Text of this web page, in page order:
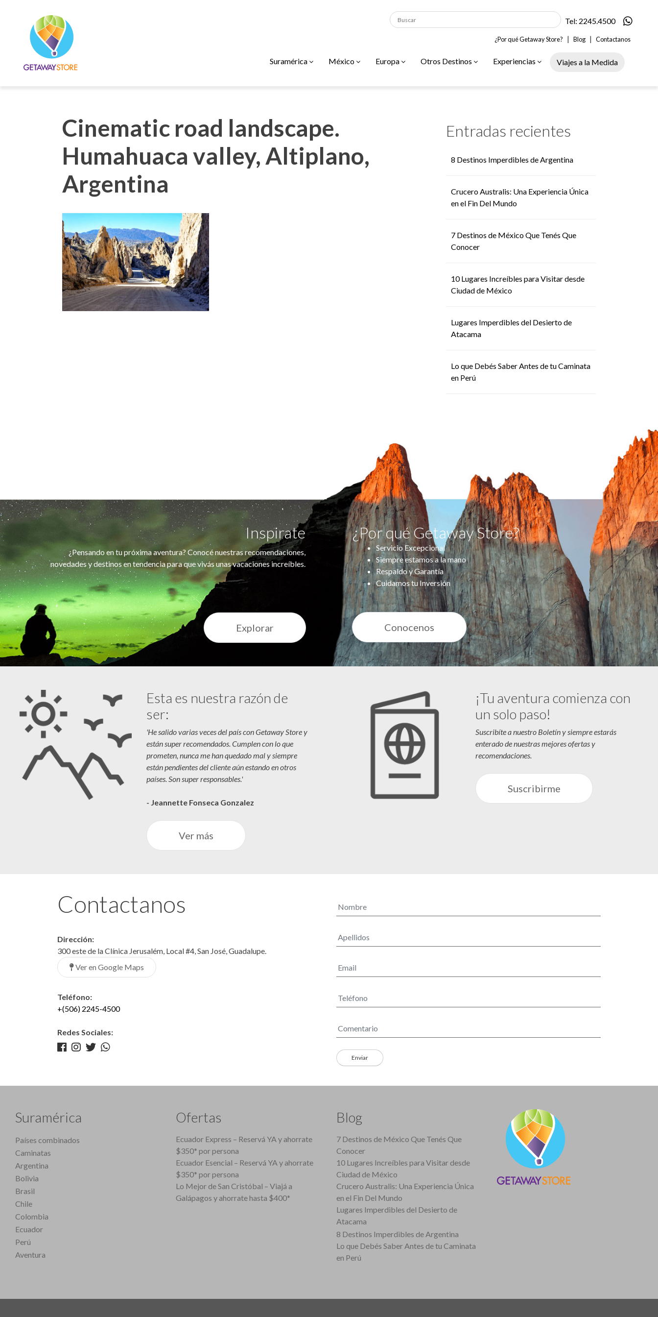
Tel: 2245.4500
¿Por qué Getaway Store? | Blog | Contactanos
Suramérica México Europa Otros Destinos Experiencias Viajes a la Medida
Cinematic road landscape.
Humahuaca valley, Altiplano,
Argentina
Entradas recientes
8 Destinos Imperdibles de Argentina
Crucero Australis: Una Experiencia Única
en el Fin Del Mundo
7 Destinos de México Que Tenés Que
Conocer
10 Lugares Increíbles para Visitar desde
Ciudad de México
Lugares Imperdibles del Desierto de
Atacama
Lo que Debés Saber Antes de tu Caminata
en Perú
Inspirate
¿Pensando en tu próxima aventura? Conocé nuestras recomendaciones,
novedades y destinos en tendencia para que vivás unas vacaciones increíbles.
¿Por qué Getaway Store?
Servicio Excepcional
Siempre estamos a la mano
Respaldo y Garantía
Cuidamos tu Inversión
Explorar Conocenos
Esta es nuestra razón de
ser:
'He salido varias veces del país con Getaway Store y
están super recomendados. Cumplen con lo que
prometen, nunca me han quedado mal y siempre
están pendientes del cliente aún estando en otros
países. Son super responsables.'
- Jeannette Fonseca Gonzalez
Ver más
¡Tu aventura comienza con
un solo paso!
Suscribíte a nuestro Boletín y siempre estarás
enterado de nuestras mejores ofertas y
recomendaciones.
Suscribirme
Contactanos
Dirección:
300 este de la Clínica Jerusalém, Local #4, San José, Guadalupe.
Ver en Google Maps
Teléfono:
+(506) 2245-4500
Redes Sociales:
Suramérica
Países combinados
Caminatas
Argentina
Bolivia
Brasil
Chile
Colombia
Ecuador
Perú
Aventura
Ofertas
Ecuador Express – Reservá YA y ahorrate
$350* por persona
Ecuador Esencial – Reservá YA y ahorrate
$350* por persona
Lo Mejor de San Cristóbal – Viajá a
Galápagos y ahorrate hasta $400*
Blog
7 Destinos de México Que Tenés Que
Conocer
10 Lugares Increíbles para Visitar desde
Ciudad de México
Crucero Australis: Una Experiencia Única
en el Fin Del Mundo
Lugares Imperdibles del Desierto de
Atacama
8 Destinos Imperdibles de Argentina
Lo que Debés Saber Antes de tu Caminata
en Perú